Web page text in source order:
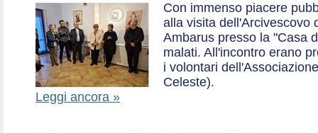
Con immenso piacere
alla visita dell'Arcivescovo
Ambarus presso la "Casa
malati. All'incontro erano
i volontari
Celeste).
Leggi ancora »